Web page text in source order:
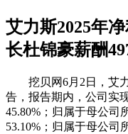
艾力斯2025年
长杜锦豪薪酬
挖贝网6月2日，艾
告，报告期内，公司实
45.80%；归属于母公司
53.10%；归属于母公司